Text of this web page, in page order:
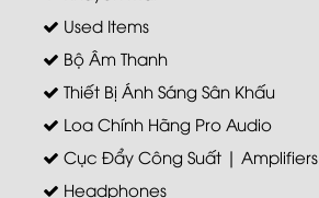
Used Items
Bộ Âm Thanh
Thiết Bị Ánh Sáng Sân Khấu
Loa Chính Hãng Pro Audio
Cục Đẩy Công Suất | Amplifiers
Headphones